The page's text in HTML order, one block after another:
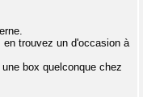
trouvez un d'occasion à
box quelconque chez